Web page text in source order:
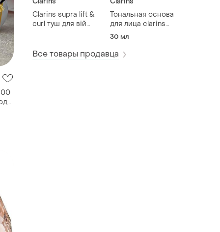
Clarins supra lift &
curl туш для вій
Тональная основа
для лица clarins
everlasting 110.5w,
30 мл
Все товары продавца